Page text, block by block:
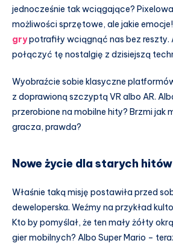
jednocześnie tak wciągające?
możliwości sprzętowe, ale jakie
grypotrafiły wciągnąć nas bez reszty.
połączyć tę nostalgię z dzisiejszą
Wyobraźcie sobie klasyczne
z doprawioną szczyptą VR albo AR.
przerobione na mobilne hity? Brzmi jak
gracza, prawda?
Nowe życie dla starych hitów
Właśnie taką misję postawiła przed
deweloperska. Weźmy na przykład
Kto by pomyślał, że ten mały żółty
gier mobilnych? Albo Super Mario –